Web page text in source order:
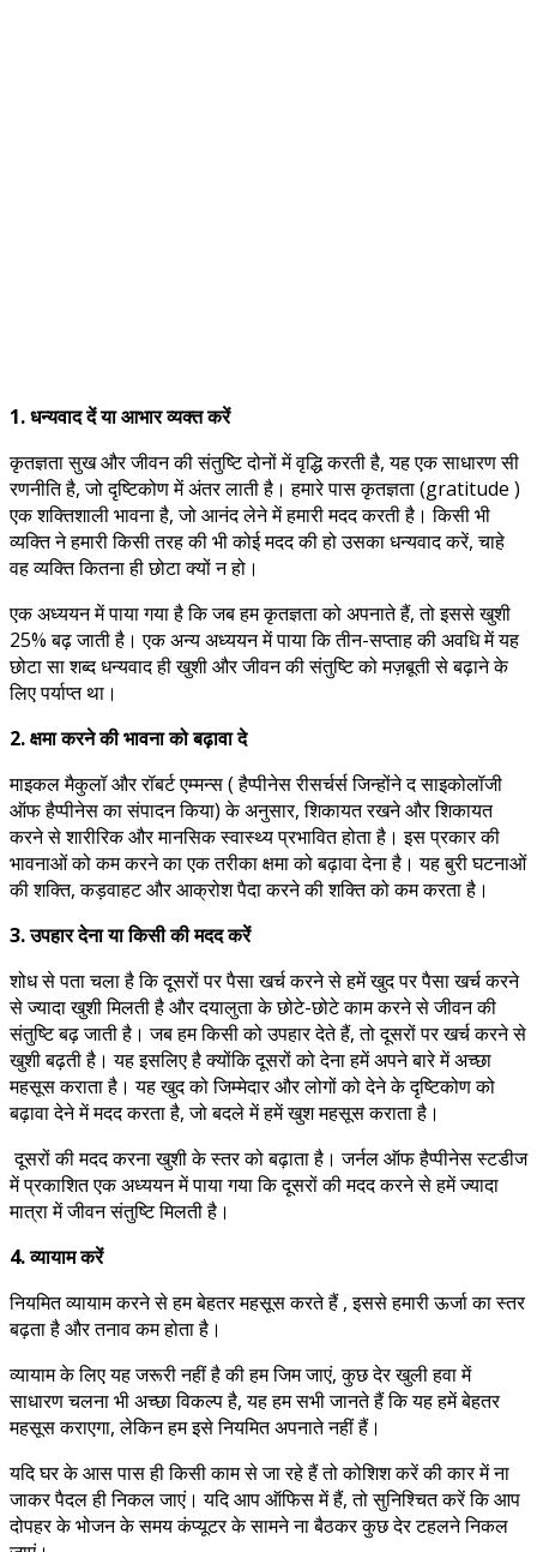
1. धन्यवाद दें या आभार व्यक्त करें
कृतज्ञता सुख और जीवन की संतुष्टि दोनों में वृद्धि करती है, यह एक साधारण सी
रणनीति है, जो दृष्टिकोण में अंतर लाती है। हमारे पास कृतज्ञता (gratitude )
एक शक्तिशाली भावना है, जो आनंद लेने में हमारी मदद करती है। किसी भी
व्यक्ति ने हमारी किसी तरह की भी कोई मदद की हो उसका धन्यवाद करें, चाहे
वह व्यक्ति कितना ही छोटा क्यों न हो।
एक अध्ययन में पाया गया है कि जब हम कृतज्ञता को अपनाते हैं, तो इससे खुशी
25% बढ़ जाती है। एक अन्य अध्ययन में पाया कि तीन-सप्ताह की अवधि में यह
छोटा सा शब्द धन्यवाद ही खुशी और जीवन की संतुष्टि को मज़बूती से बढ़ाने के
लिए पर्याप्त था।
2. क्षमा करने की भावना को बढ़ावा दे
माइकल मैकुलॉ और रॉबर्ट एम्मन्स ( हैप्पीनेस रीसर्चर्स जिन्होंने द साइकोलॉजी
ऑफ हैप्पीनेस का संपादन किया) के अनुसार, शिकायत रखने और शिकायत
करने से शारीरिक और मानसिक स्वास्थ्य प्रभावित होता है। इस प्रकार की
भावनाओं को कम करने का एक तरीका क्षमा को बढ़ावा देना है। यह बुरी घटनाओं
की शक्ति, कड़वाहट और आक्रोश पैदा करने की शक्ति को कम करता है।
3. उपहार देना या किसी की मदद करें
शोध से पता चला है कि दूसरों पर पैसा खर्च करने से हमें खुद पर पैसा खर्च करने
से ज्यादा खुशी मिलती है और दयालुता के छोटे-छोटे काम करने से जीवन की
संतुष्टि बढ़ जाती है। जब हम किसी को उपहार देते हैं, तो दूसरों पर खर्च करने से
खुशी बढ़ती है। यह इसलिए है क्योंकि दूसरों को देना हमें अपने बारे में अच्छा
महसूस कराता है। यह खुद को जिम्मेदार और लोगों को देने के दृष्टिकोण को
बढ़ावा देने में मदद करता है, जो बदले में हमें खुश महसूस कराता है।
दूसरों की मदद करना खुशी के स्तर को बढ़ाता है। जर्नल ऑफ हैप्पीनेस स्टडीज
में प्रकाशित एक अध्ययन में पाया गया कि दूसरों की मदद करने से हमें ज्यादा
मात्रा में जीवन संतुष्टि मिलती है।
4. व्यायाम करें
नियमित व्यायाम करने से हम बेहतर महसूस करते हैं , इससे हमारी ऊर्जा का स्तर
बढ़ता है और तनाव कम होता है।
व्यायाम के लिए यह जरूरी नहीं है की हम जिम जाएं, कुछ देर खुली हवा में
साधारण चलना भी अच्छा विकल्प है, यह हम सभी जानते हैं कि यह हमें बेहतर
महसूस कराएगा, लेकिन हम इसे नियमित अपनाते नहीं हैं।
यदि घर के आस पास ही किसी काम से जा रहे हैं तो कोशिश करें की कार में ना
जाकर पैदल ही निकल जाएं। यदि आप ऑफिस में हैं, तो सुनिश्चित करें कि आप
दोपहर के भोजन के समय कंप्यूटर के सामने ना बैठकर कुछ देर टहलने निकल